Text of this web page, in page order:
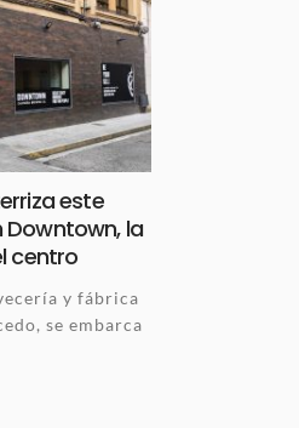
este
Downtown, la
centro
y fábrica
se embarca